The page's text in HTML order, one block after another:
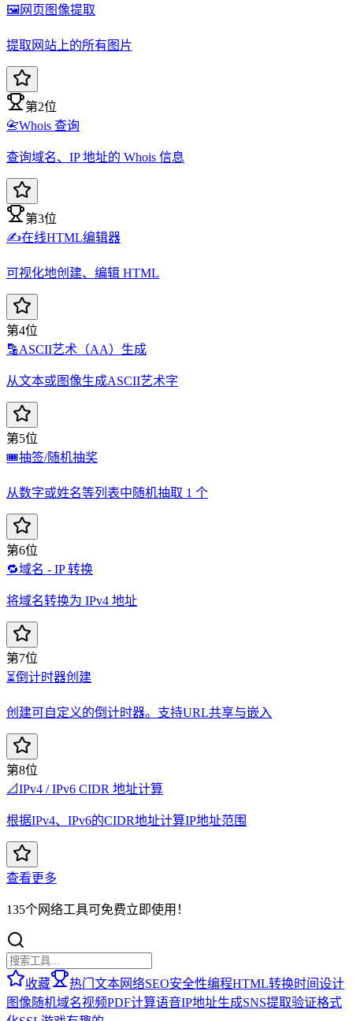
🖼️网页图像提取
提取网站上的所有图片
第2位
📇Whois 查询
查询域名、IP 地址的 Whois 信息
第3位
✍️在线HTML编辑器
可视化地创建、编辑 HTML
第4位
🔡ASCII艺术（AA）生成
从文本或图像生成ASCII艺术字
第5位
🎟️抽签/随机抽奖
从数字或姓名等列表中随机抽取 1 个
第6位
🔁域名 - IP 转换
将域名转换为 IPv4 地址
第7位
⏳倒计时器创建
创建可自定义的倒计时器。支持URL共享与嵌入
第8位
📐IPv4 / IPv6 CIDR 地址计算
根据IPv4、IPv6的CIDR地址计算IP地址范围
查看更多
135个网络工具可免费立即使用！
收藏 热门 文本网络SEO安全性编程HTML转换时间设计
图像随机域名视频PDF计算语音IP地址生成SNS提取验证格式